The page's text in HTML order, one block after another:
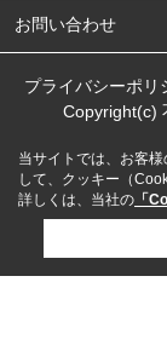
お問い合わせ
プライバシーポリ
Copyright(c)
当サイトでは、お客
して、クッキー（
詳しくは、当社の 「